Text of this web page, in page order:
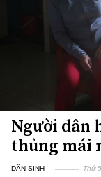
Người dân
thủng mái
DÂN SINH Thứ